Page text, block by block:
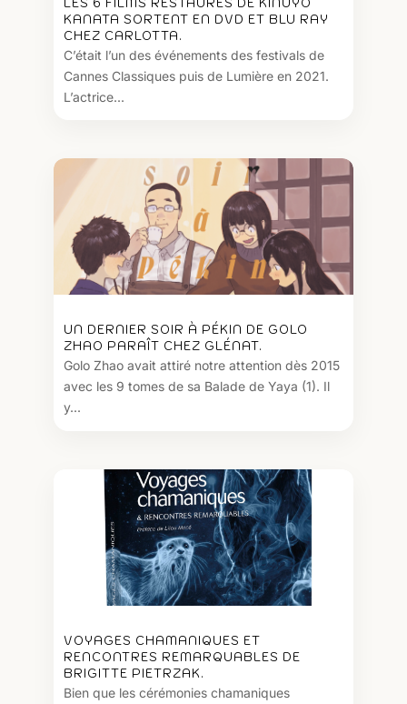
LES 6 FILMS RESTAURÉS DE KINUYO
KANATA SORTENT EN DVD ET BLU RAY
CHEZ CARLOTTA.
C’était l’un des événements des festivals de
Cannes Classiques puis de Lumière en 2021.
L’actrice...
UN DERNIER SOIR À PÉKIN DE GOLO
ZHAO PARAÎT CHEZ GLÉNAT.
Golo Zhao avait attiré notre attention dès 2015
avec les 9 tomes de sa Balade de Yaya (1). Il
y...
VOYAGES CHAMANIQUES ET
RENCONTRES REMARQUABLES DE
BRIGITTE PIETRZAK.
Bien que les cérémonies chamaniques